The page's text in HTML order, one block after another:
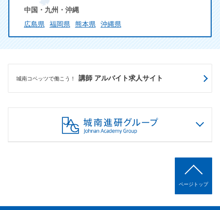
中国・九州・沖縄
広島県
福岡県 熊本県 沖縄県
城南コベッツで働こう！ 講師 アルバイト求人サイト
ページトップ